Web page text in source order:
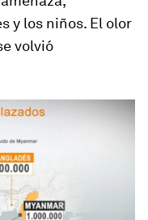
y los niños. El olor
volvió